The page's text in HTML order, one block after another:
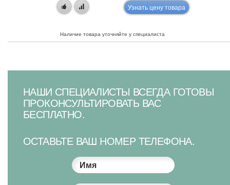
Узнать цену товара
Наличие товара уточняйте у специалиста
НАШИ СПЕЦИАЛИСТЫ ВСЕГДА ГОТОВЫ
ПРОКОНСУЛЬТИРОВАТЬ ВАС
БЕСПЛАТНО.
ОСТАВЬТЕ ВАШ НОМЕР ТЕЛЕФОНА.
Имя